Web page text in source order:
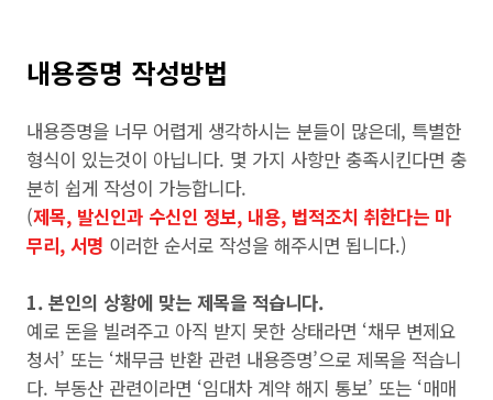
내용증명 작성방법
내용증명을 너무 어렵게 생각하시는 분들이 많은데, 특별한
형식이 있는것이 아닙니다. 몇 가지 사항만 충족시킨다면 충
분히 쉽게 작성이 가능합니다.
(제목, 발신인과 수신인 정보, 내용, 법적조치 취한다는 마
무리, 서명 이러한 순서로 작성을 해주시면 됩니다.)
1. 본인의 상황에 맞는 제목을 적습니다.
예로 돈을 빌려주고 아직 받지 못한 상태라면 ‘채무 변제요
청서’ 또는 ‘채무금 반환 관련 내용증명’으로 제목을 적습니
다. 부동산 관련이라면 ‘임대차 계약 해지 통보’ 또는 ‘매매